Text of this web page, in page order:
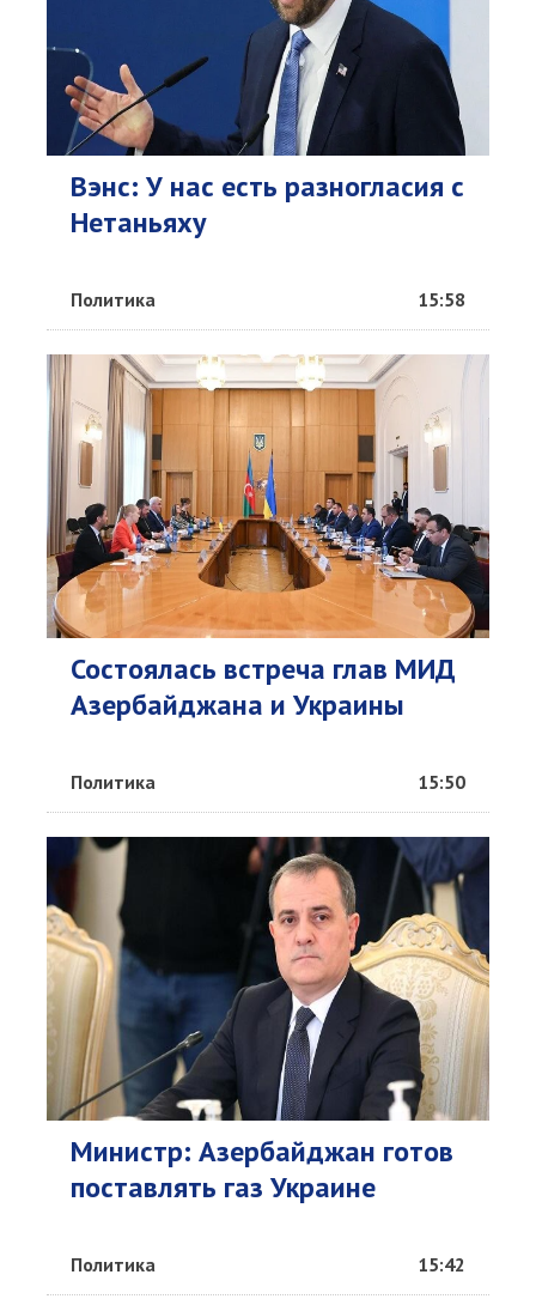
Вэнс: У нас есть разногласия с
Нетаньяху
Политика 15:58
Состоялась встреча глав МИД
Азербайджана и Украины
Политика 15:50
Министр: Азербайджан готов
поставлять газ Украине
Политика 15:42